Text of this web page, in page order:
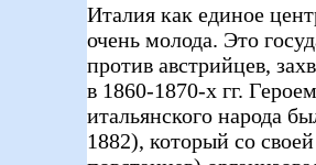
Италия как единое
очень молода. Это
против австрийцев,
в 1860-1870-х гг.
итальянского народа
1882), который со